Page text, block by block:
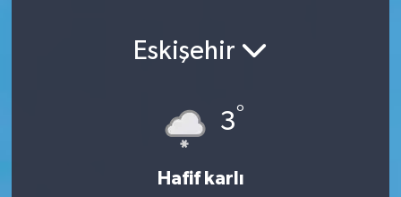
Eskişehir
3°
Hafif karlı